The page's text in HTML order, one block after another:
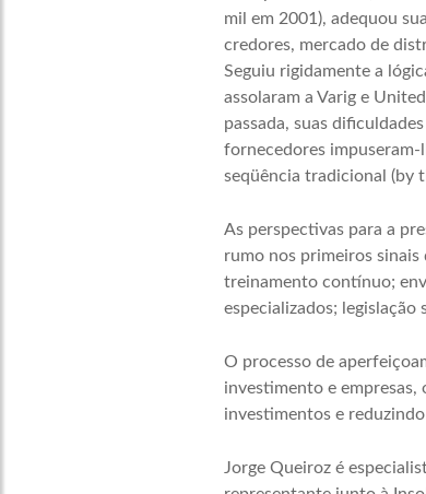
mil em 2001), adequou
credores, mercado de
Seguiu rigidamente a
assolaram a Varig e
passada, suas
fornecedores impuseram-
seqüência tradicional (by
As perspectivas para a
rumo nos primeiros
treinamento contínuo;
especializados;
O processo de
investimento e
investimentos e
Jorge Queiroz é